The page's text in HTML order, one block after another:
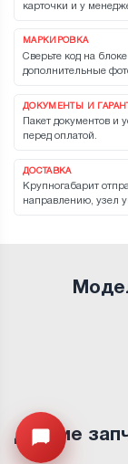
карточки и у
МАРКИРОВКА
Сверьте код на
дополнительные
ДОКУМЕНТЫ И
Пакет документов и
перед оплатой.
ДОСТАВКА
Крупногабарит
направлению, узел
Открыть
Другие